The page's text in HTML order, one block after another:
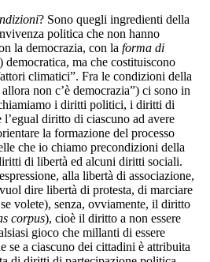
? Sono quegli ingredienti della
politica che non hanno
la democrazia, con la forma di
democratica, ma che costituiscono
climatici”. Fra le condizioni della
non c’è democrazia”) ci sono in
i diritti politici, i diritti di
diritto di ciascuno ad avere
la formazione del processo
che io chiamo precondizioni della
di libertà ed alcuni diritti sociali.
alla libertà di associazione,
dire libertà di protesta, di marciare
volete), senza, ovviamente, il diritto
corpus), cioè il diritto a non essere
gioco che millanti di essere
se a ciascuno dei cittadini è attribuita